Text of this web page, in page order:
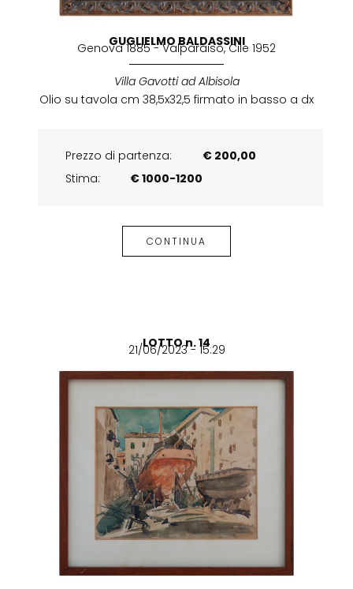
GUGLIELMO BALDASSINI
Genova 1885 - Valparaiso, Cile 1952
Villa Gavotti ad Albisola
Olio su tavola cm 38,5x32,5 firmato in basso a dx
Prezzo di partenza:
€ 200,00
Stima:
€ 1000-1200
CONTINUA
LOTTO n. 14
21/06/2023 - 15:29